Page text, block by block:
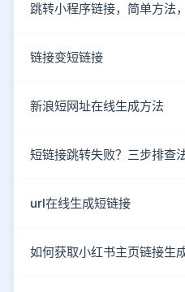
跳转小程序链接，简单方法
链接变短链接
新浪短网址在线生成方法
短链接跳转失败？三步排查
url在线生成短链接
如何获取小红书主页链接生